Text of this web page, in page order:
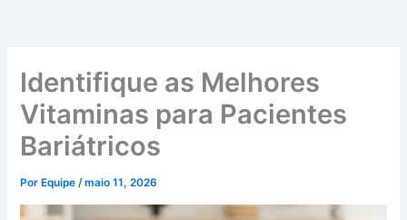
Identifique as Melhores
Vitaminas para Pacientes
Bariátricos
Por Equipe/maio 11, 2026